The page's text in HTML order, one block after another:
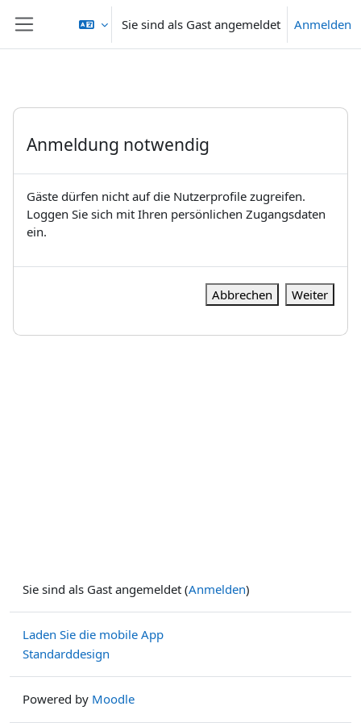
Website-Übersicht
Sie sind als Gast angemeldet Anmelden
Anmeldung notwendig
Gäste dürfen nicht auf die Nutzerprofile zugreifen.
Loggen Sie sich mit Ihren persönlichen Zugangsdaten
ein.
Abbrechen Weiter
Sie sind als Gast angemeldet (Anmelden)
Laden Sie die mobile App
Standarddesign
Powered by Moodle